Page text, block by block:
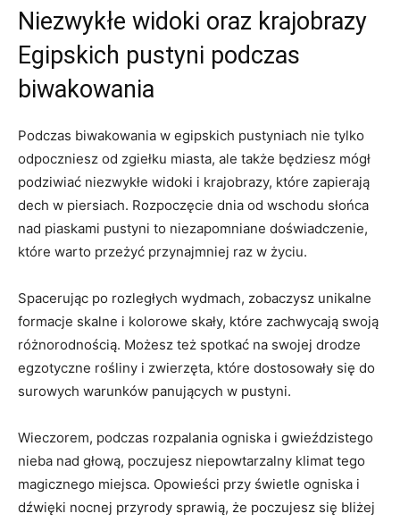
Niezwykłe​ widoki oraz krajobrazy​
Egipskich pustyni podczas
biwakowania
Podczas biwakowania⁢ w egipskich pustyniach nie tylko
odpoczniesz od‌ zgiełku miasta, ale⁣ także będziesz‍ mógł
podziwiać niezwykłe‌ widoki i krajobrazy, które ⁣zapierają
dech w piersiach. Rozpoczęcie dnia od wschodu⁤ słońca
nad ⁤piaskami ⁤pustyni ⁢to niezapomniane doświadczenie,
które warto przeżyć przynajmniej raz⁢ w życiu.
Spacerując po rozległych wydmach, zobaczysz unikalne
formacje skalne i ‍kolorowe‌ skały, które zachwycają swoją
⁤różnorodnością. Możesz też spotkać ⁣na ‍swojej drodze
egzotyczne​ rośliny⁢ i zwierzęta, które dostosowały się do
surowych warunków‌ panujących⁣ w pustyni.
Wieczorem,⁤ podczas rozpalania ogniska i‌ gwieździstego
‍nieba nad głową, poczujesz niepowtarzalny ​klimat ‌tego
magicznego‍ miejsca. ⁣Opowieści przy‌ świetle ​ogniska i
dźwięki nocnej przyrody sprawią,‌ że poczujesz się bliżej